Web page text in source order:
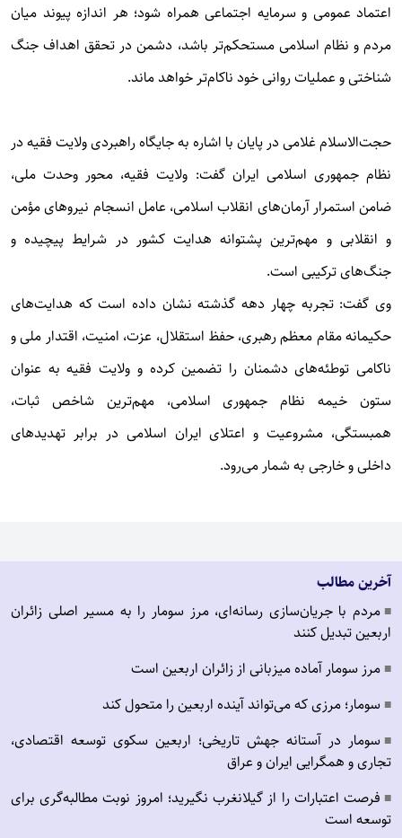
اعتماد عمومی و سرمایه اجتماعی همراه شود؛ هر اندازه پیوند میان
مردم و نظام اسلامی مستحکم‌تر باشد، دشمن در تحقق اهداف جنگ
شناختی و عملیات روانی خود ناکام‌تر خواهد ماند.
حجت‌الاسلام غلامی در پایان با اشاره به جایگاه راهبردی ولایت فقیه در
نظام جمهوری اسلامی ایران گفت: ولایت فقیه، محور وحدت ملی،
ضامن استمرار آرمان‌های انقلاب اسلامی، عامل انسجام نیروهای مؤمن
و انقلابی و مهم‌ترین پشتوانه هدایت کشور در شرایط پیچیده و
جنگ‌های ترکیبی است.
وی گفت: تجربه چهار دهه گذشته نشان داده است که هدایت‌های
حکیمانه مقام معظم رهبری، حفظ استقلال، عزت، امنیت، اقتدار ملی و
ناکامی توطئه‌های دشمنان را تضمین کرده و ولایت فقیه به عنوان
ستون خیمه نظام جمهوری اسلامی، مهم‌ترین شاخص ثبات،
همبستگی، مشروعیت و اعتلای ایران اسلامی در برابر تهدیدهای
داخلی و خارجی به شمار می‌رود.
آخرین مطالب
■ مردم با جریان‌سازی رسانه‌ای، مرز سومار را به مسیر اصلی زائران
اربعین تبدیل کنند
■ مرز سومار آماده میزبانی از زائران اربعین است
■ سومار؛ مرزی که می‌تواند آینده اربعین را متحول کند
■ سومار در آستانه جهش تاریخی؛ اربعین سکوی توسعه اقتصادی،
تجاری و همگرایی ایران و عراق
■ فرصت اعتبارات را از گیلانغرب نگیرید؛ امروز نوبت مطالبه‌گری برای
توسعه است